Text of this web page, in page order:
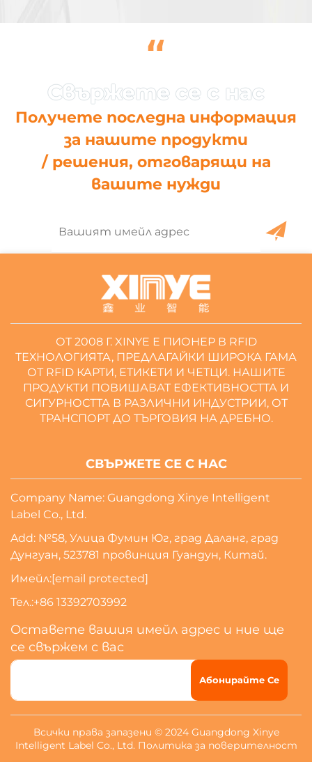
“
Получете последна информация
за нашите продукти
/ решения, отговарящи на
вашите нужди
ОТ 2008 Г. XINYE Е ПИОНЕР В RFID
ТЕХНОЛОГИЯТА, ПРЕДЛАГАЙКИ ШИРОКА ГАМА
ОТ RFID КАРТИ, ЕТИКЕТИ И ЧЕТЦИ. НАШИТЕ
ПРОДУКТИ ПОВИШАВАТ ЕФЕКТИВНОСТТА И
СИГУРНОСТТА В РАЗЛИЧНИ ИНДУСТРИИ, ОТ
ТРАНСПОРТ ДО ТЪРГОВИЯ НА ДРЕБНО.
СВЪРЖЕТЕ СЕ С НАС
Company Name: Guangdong Xinye Intelligent
Label Co., Ltd.
Add: №58, Улица Фумин Юг, град Даланг, град
Дунгуан, 523781 провинция Гуандун, Китай.
Имейл:[email protected]
Тел.:+86 13392703992
Оставете вашия имейл адрес и ние ще
се свържем с вас
Абонирайте Се
Всички права запазени © 2024 Guangdong Xinye
Intelligent Label Co., Ltd. Политика за поверителност